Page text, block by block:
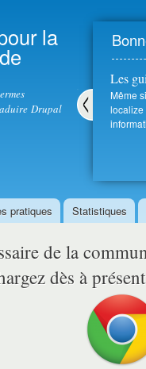
la
Drupal
Les
Même
localize
pratiques Statistiques
de la
dès à